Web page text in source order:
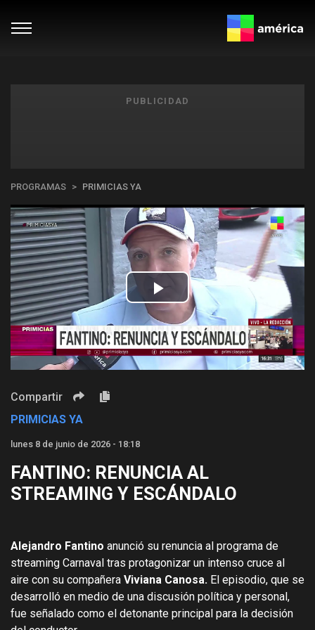
PUBLICIDAD
PROGRAMAS PRIMICIAS YA
Play
Video
Compartir
PRIMICIAS YA
lunes 8 de junio de 2026 - 18:18
FANTINO: RENUNCIA AL
STREAMING Y ESCÁNDALO
Alejandro Fantino anunció su renuncia al programa de
streaming Carnaval tras protagonizar un intenso cruce al
aire con su compañera Viviana Canosa. El episodio, que se
desarrolló en medio de una discusión política y personal,
fue señalado como el detonante principal para la decisión